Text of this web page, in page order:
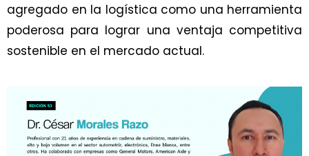
agregado en la logística como una herramienta
poderosa para lograr una ventaja competitiva
sostenible en el mercado actual.